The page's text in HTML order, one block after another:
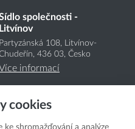
společnosti -
Litvínov
Partyzánská 108, Litvínov-
436 03, Česko
informací
cookies
shromažďování a analýze